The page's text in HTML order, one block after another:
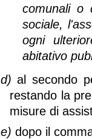
comunali o
sociale,
ogni
abitativo
d)al secondo
restando la
misure di
e) dopo il